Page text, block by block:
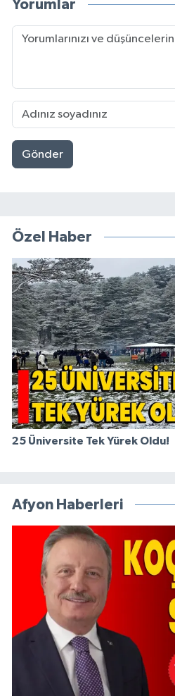
Yorumlar
Gönder
Özel Haber
25 Üniversite Tek Yürek Oldu!
Afyon Haberleri